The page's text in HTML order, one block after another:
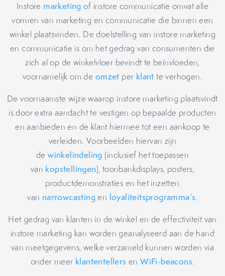
Instore marketing of instore communicatie omvat alle
vormen van marketing en communicatie die binnen een
winkel plaatsvinden. De doelstelling van instore marketing
en communicatie is om het gedrag van consumenten die
zich al op de winkelvloer bevindt te beïnvloeden,
voornamelijk om de omzet per klant te verhogen.
De voornaamste wijze waarop instore marketing plaatsvindt
is door extra aandacht te vestigen op bepaalde producten
en aanbieden en de klant hiermee tot een aankoop te
verleiden. Voorbeelden hiervan zijn
dewinkelindeling (inclusief het toepassen
van kopstellingen), toonbankdisplays, posters,
productdemonstraties en het inzetten
van narrowcastingen loyaliteitsprogramma’s.
Het gedrag van klanten in de winkel en de effectiviteit van
instore marketing kan worden geanalyseerd aan de hand
van meetgegevens, welke verzameld kunnen worden via
onder meer klantentellers enWiFi-beacons.